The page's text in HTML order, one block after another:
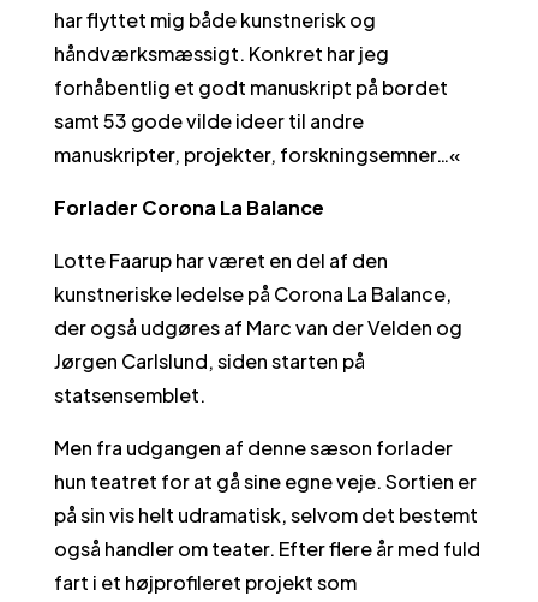
har flyttet mig både kunstnerisk og
håndværksmæssigt. Konkret har jeg
forhåbentlig et godt manuskript på bordet
samt 53 gode vilde ideer til andre
manuskripter, projekter, forskningsemner…«
Forlader Corona La Balance
Lotte Faarup har været en del af den
kunstneriske ledelse på Corona La Balance,
der også udgøres af Marc van der Velden og
Jørgen Carlslund, siden starten på
statsensemblet.
Men fra udgangen af denne sæson forlader
hun teatret for at gå sine egne veje. Sortien er
på sin vis helt udramatisk, selvom det bestemt
også handler om teater. Efter flere år med fuld
fart i et højprofileret projekt som